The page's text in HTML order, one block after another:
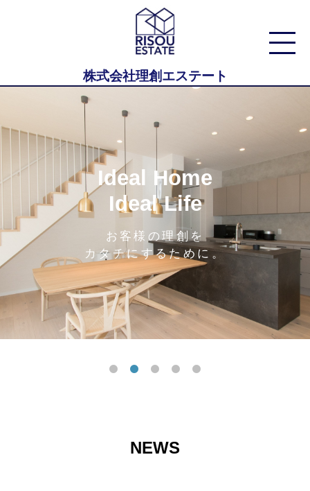
株式会社理創エステート
Ideal Home
Ideal Life
お客様の理創を
カタチにするために。
NEWS